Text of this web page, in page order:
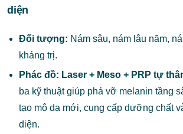
diện
Đối tượng: Nám sâu, nám lâu năm,
kháng trị.
Phác đồ: Laser + Meso + PRP tự
ba kỹ thuật giúp phá vỡ melanin tầng
tạo mô da mới, cung cấp dưỡng chất
diện.